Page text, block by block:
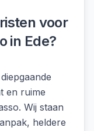
voor
in Ede?
en ruime
Wij staan
heldere